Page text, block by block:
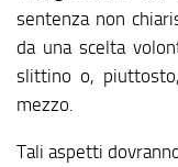
sentenza non
da una scelta
slittino o,
mezzo.
Tali aspetti